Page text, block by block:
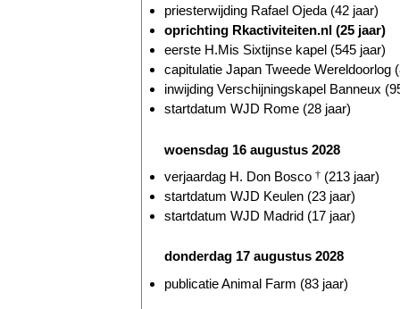
priesterwijding Rafael Ojeda (42 jaar)
oprichting Rkactiviteiten.nl (25 jaar)
eerste H.Mis Sixtijnse kapel (545 jaar)
capitulatie Japan Tweede Wereldoorlog
inwijding Verschijningskapel Banneux
startdatum WJD Rome (28 jaar)
woensdag 16 augustus 2028
verjaardag H. Don Bosco † (213 jaar)
startdatum WJD Keulen (23 jaar)
startdatum WJD Madrid (17 jaar)
donderdag 17 augustus 2028
publicatie Animal Farm (83 jaar)